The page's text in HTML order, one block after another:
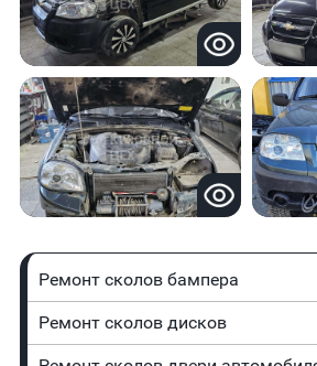
Ремонт сколов бампера
Ремонт сколов дисков